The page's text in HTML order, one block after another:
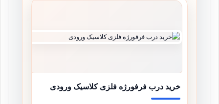
خرید درب فرفورژه فلزی کلاسیک ورودی